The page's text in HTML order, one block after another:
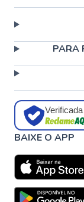
PARA
BAIXE O APP